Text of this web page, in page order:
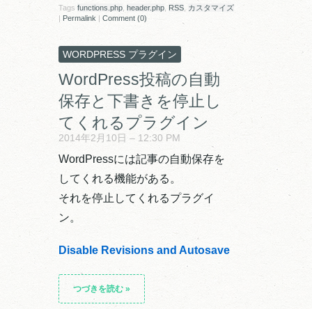
Tags functions.php header.php RSS カスタマイズ
| Permalink | Comment (0)
WORDPRESS プラグイン
WordPress投稿の自動
保存と下書きを停止し
てくれるプラグイン
2014年2月10日 – 12:30 PM
WordPressには記事の自動保存を
してくれる機能がある。
それを停止してくれるプラグイ
ン。
Disable Revisions and Autosave
つづきを読む »